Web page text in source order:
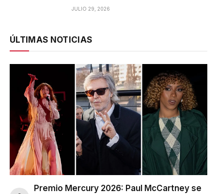
JULIO 29, 2026
ÚLTIMAS NOTICIAS
Premio Mercury 2026: Paul McCartney se